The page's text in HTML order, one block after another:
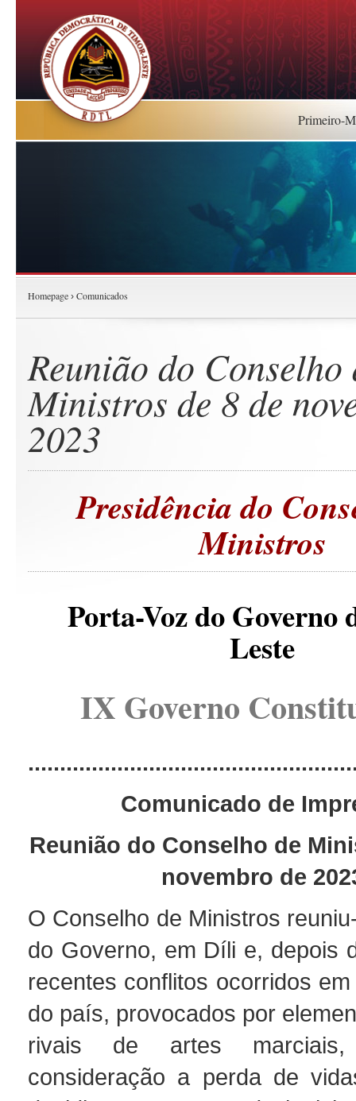
Primeiro-
Homepage › Comunicados
Reunião do Conselho
Ministros de 8 de
2023
Presidência do
Ministros
Porta-Voz do Governo
Leste
IX Governo
Comunicado de
Reunião do Conselho de
novembro de
O Conselho de Ministros
do Governo, em Díli e, depois
recentes conflitos ocorridos
do país, provocados por
rivais de artes
consideração a perda de